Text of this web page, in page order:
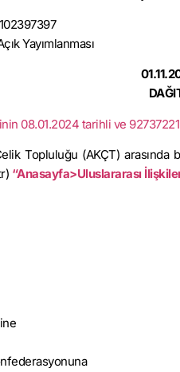
Yayımlanması
08.01.2024 tarihli ve 92737221
Topluluğu (AKÇT) arasında
“Anasayfa>Uluslararası